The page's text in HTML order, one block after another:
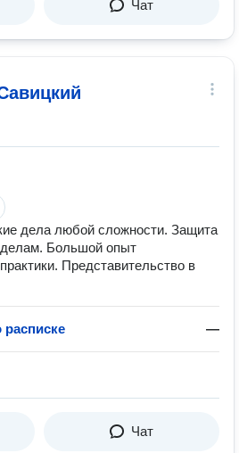
Чат
дела любой сложности. Защита
Большой опыт
Представительство в
—
Чат